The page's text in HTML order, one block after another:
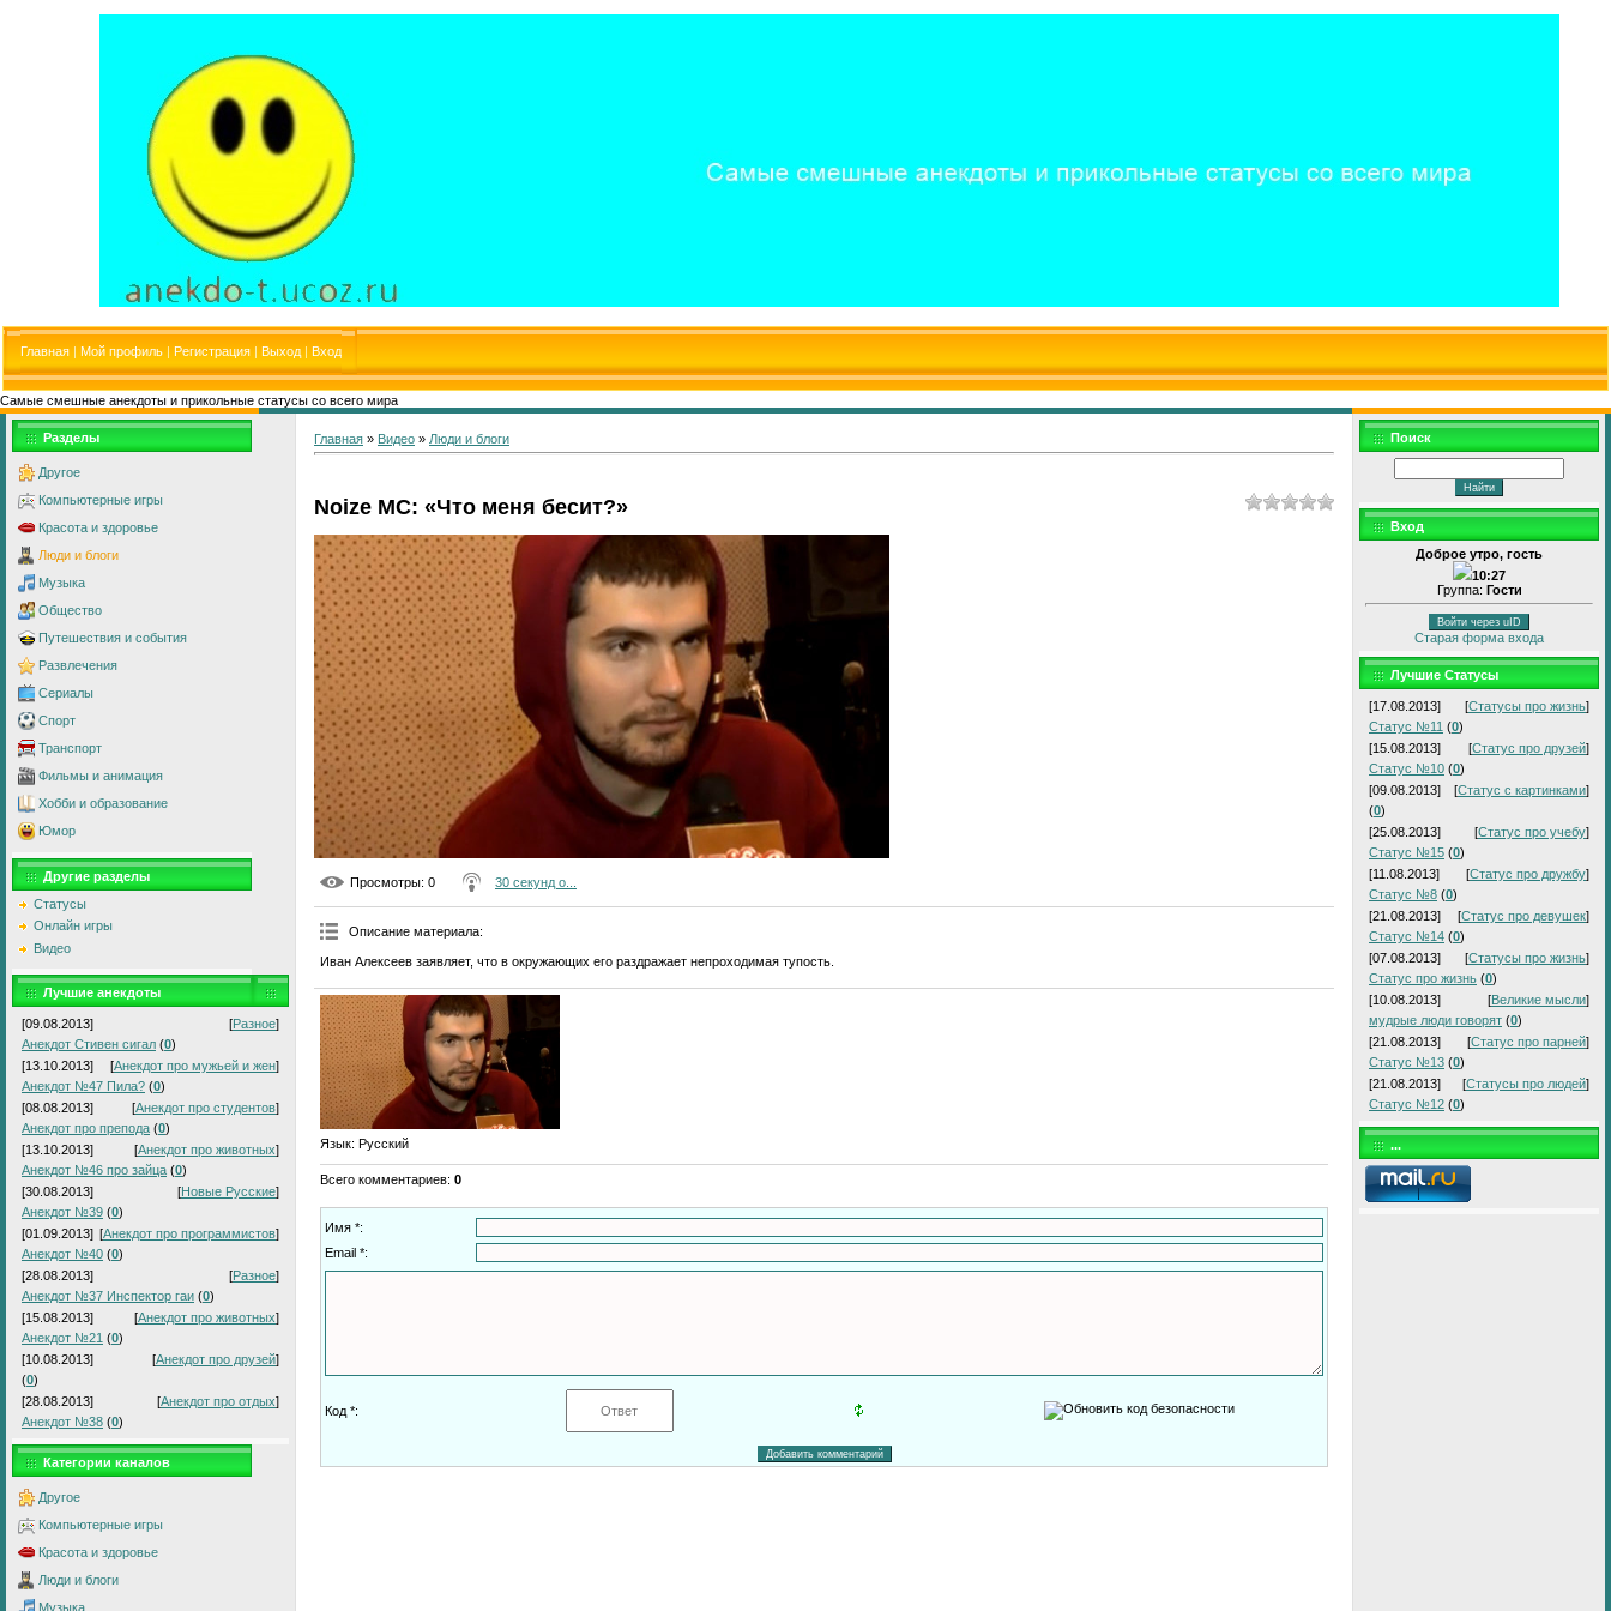
Главная | Мой профиль | Регистрация | Выход | Вход
Самые смешные анекдоты и прикольные статусы со всего мира
Разделы
Другое
Компьютерные игры
Красота и здоровье
Люди и блоги
Музыка
Общество
Путешествия и события
Развлечения
Сериалы
Спорт
Транспорт
Фильмы и анимация
Хобби и образование
Юмор
Другие разделы
Статусы
Онлайн игры
Видео
Лучшие анекдоты
[09.08.2013] [Разное]
Анекдот Стивен сигал (0)
[13.10.2013]
[Анекдот про мужьей и жен]
Анекдот №47 Пила? (0)
[08.08.2013]
[Анекдот про студентов]
Анекдот про препода (0)
[13.10.2013]
[Анекдот про животных]
Анекдот №46 про зайца (0)
[30.08.2013]
[Новые Русские]
Анекдот №39 (0)
[01.09.2013] [Анекдот про программистов]
Анекдот №40 (0)
[28.08.2013]
[Разное]
Анекдот №37 Инспектор гаи (0)
[15.08.2013]
[Анекдот про животных]
Анекдот №21 (0)
[10.08.2013]
[Анекдот про друзей]
(0)
[28.08.2013]
[Анекдот про отдых]
Анекдот №38 (0)
Категории каналов
Другое
Компьютерные игры
Красота и здоровье
Люди и блоги
Музыка
Главная » Видео » Люди и блоги
Noize MC: «Что меня бесит?»
Просмотры: 0 30 секунд о...
Описание материала:
Иван Алексеев заявляет, что в окружающих его раздражает непроходимая тупость.
Язык: Русский
Всего комментариев: 0
Имя *:
Email *:
Код *:
Поиск
Вход
Доброе утро, гость
10:27
Группа: Гости
Войти через uID
Старая форма входа
Лучшие Статусы
[17.08.2013] [Статусы про жизнь]
Статус №11 (0)
[15.08.2013]
[Статус про друзей]
Статус №10 (0)
[09.08.2013]
[Статус с картинками]
(0)
[25.08.2013]
[Статус про учебу]
Статус №15 (0)
[11.08.2013]
[Статус про дружбу]
Статус №8 (0)
[21.08.2013]
[Статус про девушек]
Статус №14 (0)
[07.08.2013]
[Статусы про жизнь]
Статус про жизнь (0)
[10.08.2013]
[Великие мысли]
мудрые люди говорят (0)
[21.08.2013]
[Статус про парней]
Статус №13 (0)
[21.08.2013]
[Статусы про людей]
Статус №12 (0)
...